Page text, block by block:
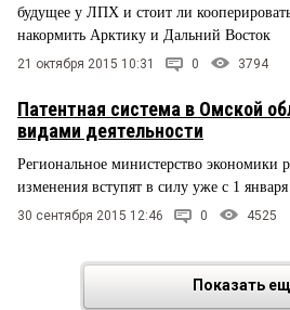
будущее у ЛПХ и стоит ли
накормить Арктику и Дальний Восток
21 октября 2015 10:31 0 3794
Патентная система в Омской
видами деятельности
Региональное министерство экономики
изменения вступят в силу уже с 1
30 сентября 2015 12:46 0 4525
Показать